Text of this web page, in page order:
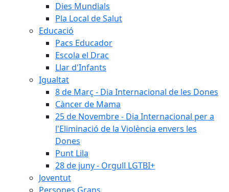
Dies Mundials
Pla Local de Salut
Educació
Pacs Educador
Escola el Drac
Llar d'Infants
Igualtat
8 de Març - Dia Internacional de les Dones
Càncer de Mama
25 de Novembre - Dia Internacional per a
l'Eliminació de la Violència envers les
Dones
Punt Lila
28 de juny - Orgull LGTBI+
Joventut